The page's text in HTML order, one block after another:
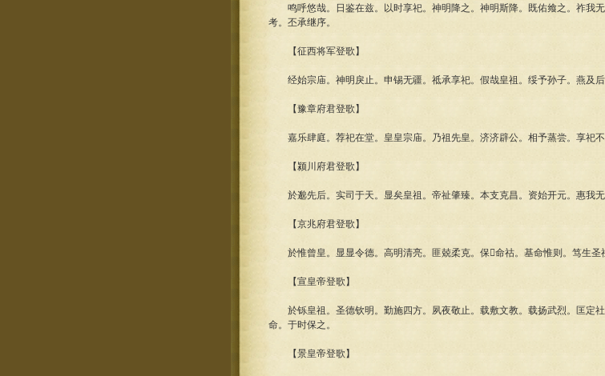
鸣呼悠哉。日鉴在兹。以时享祀。神明降之。神明斯降。既佑飨之。祚我
考。丕承继序。
【征西将军登歌】
经始宗庙。神明戾止。申锡无疆。祗承享祀。假哉皇祖。绥予孙子。燕及后
【豫章府君登歌】
嘉乐肆庭。荐祀在堂。皇皇宗庙。乃祖先皇。济济辟公。相予蒸尝。享祀不
【颍川府君登歌】
於邈先后。实司于天。显矣皇祖。帝祉肇臻。本支克昌。资始开元。惠我无
【京兆府君登歌】
於惟曾皇。显显令德。高明清亮。匪兢柔克。保命祜。基命惟则。笃生圣
【宣皇帝登歌】
於铄皇祖。圣德钦明。勤施四方。夙夜敬止。载敷文教。载扬武烈。匡定
命。于时保之。
【景皇帝登歌】